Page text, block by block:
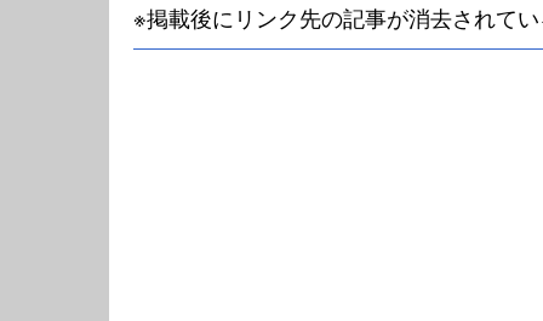
※掲載後にリンク先の記事が消去されて